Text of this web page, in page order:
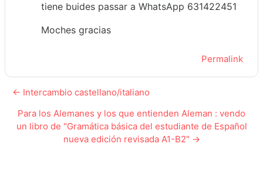
tiene buides passar a WhatsApp 631422451
Moches gracias
Permalink
← Intercambio castellano/italiano
Para los Alemanes y los que entienden Aleman : vendo
un libro de "Gramática básica del estudiante de Español
nueva edición revisada A1-B2" →